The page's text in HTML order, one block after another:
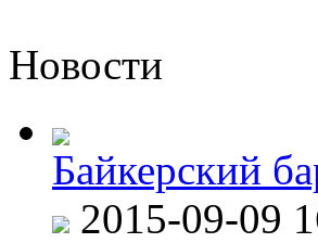
Новости
Байкерский
2015-09-09